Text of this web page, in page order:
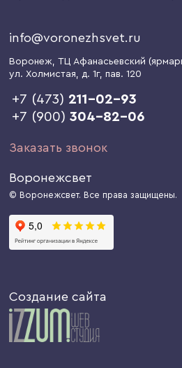
info@voronezhsvet.ru
Воронеж, ТЦ Афанасьевский
ул. Холмистая, д. 1г, пав. 120
+7 (473) 211-02-93
+7 (900)304-82-06
Заказать звонок
Воронежсвет
© Воронежсвет. Все права защищены.
Создание сайта